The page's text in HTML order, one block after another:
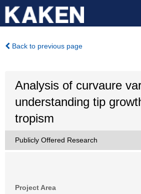
Back to previous page
Analysis of curvaure
understanding tip
tropism
Publicly Offered Research
Project Area